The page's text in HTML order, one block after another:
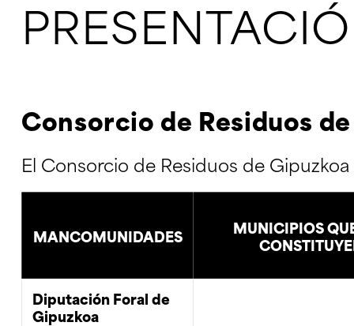
Consorcio de Residuos
El Consorcio de Residuos de
MANCOMUNIDADES
MUNICIPIOS
Diputación Foral de
Gipuzkoa